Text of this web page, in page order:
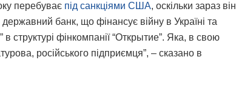
перебуває під санкціями США, оскільки зараз він
банк, що фінансує війну в Україні та
в структурі фінкомпанії “Открытие”. Яка, в свою
російського підприємця”, – сказано в